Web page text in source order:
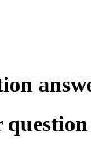
question